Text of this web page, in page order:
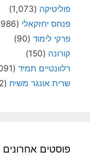
פוליטיקה (1,073)
פנחס יחזקאלי (1,986)
פרקי לימוד (90)
קורונה (150)
רלוונטיים תמיד (4,091)
שרית אונגר משיח (72)
פוסטים אחרונים